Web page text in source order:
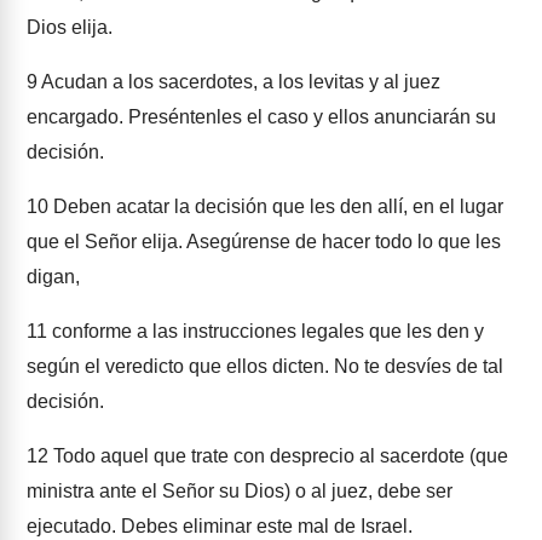
Dios elija.
9Acudan a los sacerdotes, a los levitas y al juez
encargado. Preséntenles el caso y ellos anunciarán su
decisión.
10 Deben acatar la decisión que les den allí, en el lugar
que el Señor elija. Asegúrense de hacer todo lo que les
digan,
11 conforme a las instrucciones legales que les den y
según el veredicto que ellos dicten. No te desvíes de tal
decisión.
12 Todo aquel que trate con desprecio al sacerdote (que
ministra ante el Señor su Dios) o al juez, debe ser
ejecutado. Debes eliminar este mal de Israel.